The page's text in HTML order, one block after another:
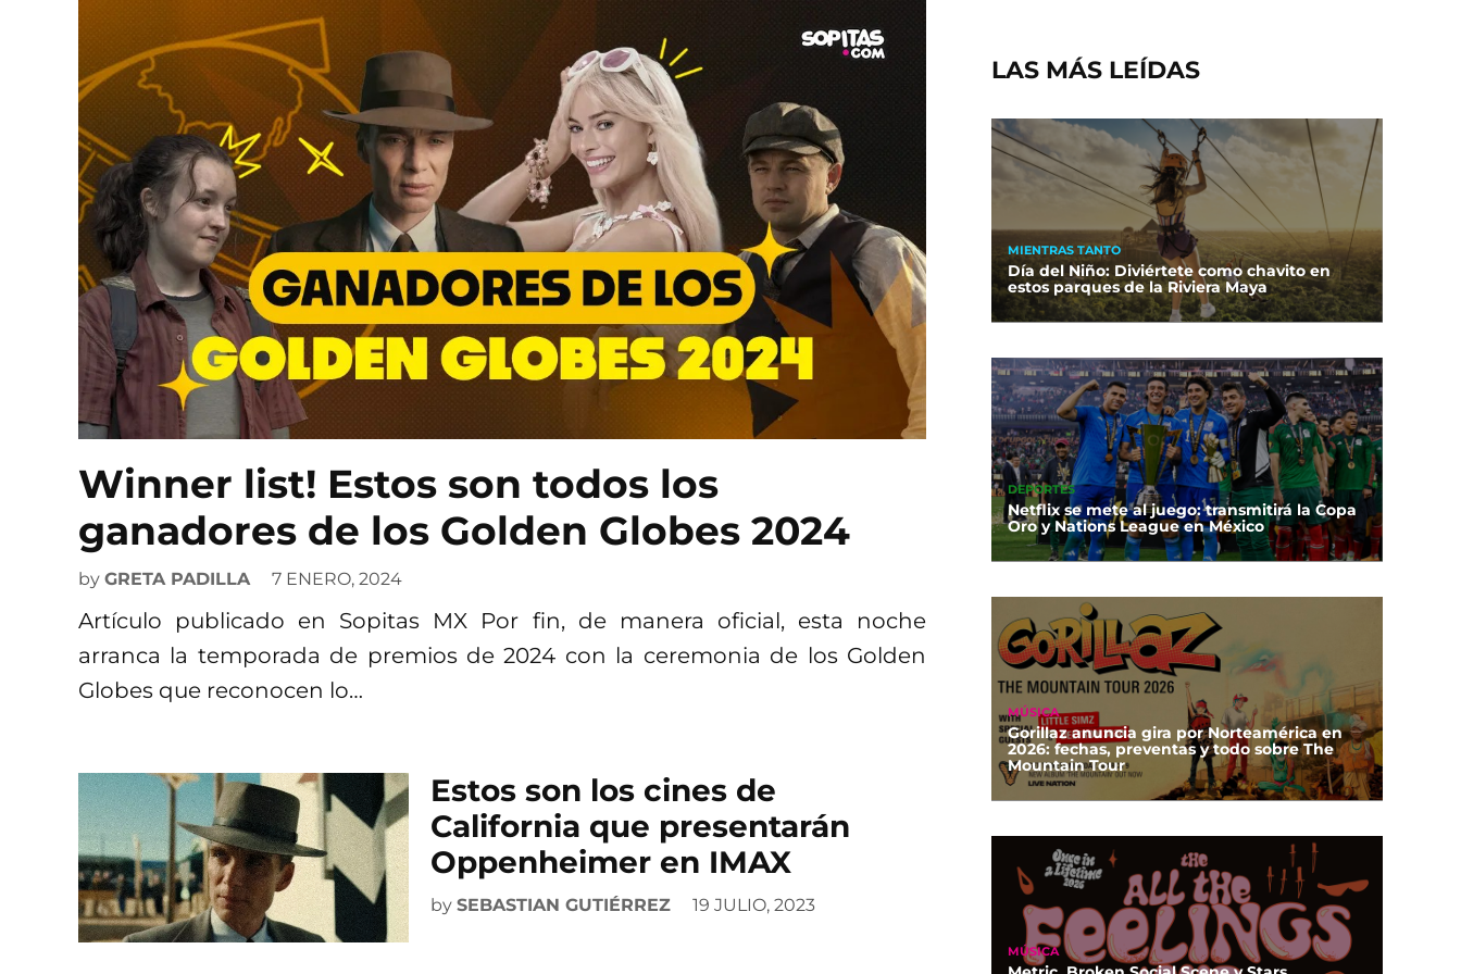
Winner list! Estos son todos los
ganadores de los Golden Globes 2024
by GRETA PADILLA 7 ENERO, 2024
Artículo publicado en Sopitas MX Por fin, de manera oficial, esta noche
arranca la temporada de premios de 2024 con la ceremonia de los Golden
Globes que reconocen lo…
Estos son los cines de
California que presentarán
Oppenheimer en IMAX
by SEBASTIAN GUTIÉRREZ 19 JULIO, 2023
LAS MÁS LEÍDAS
MIENTRAS TANTO
Día del Niño: Diviértete como chavito en
estos parques de la Riviera Maya
DEPORTES
Netflix se mete al juego: transmitirá la Copa
Oro y Nations League en México
MÚSICA
Gorillaz anuncia gira por Norteamérica en
2026: fechas, preventas y todo sobre The
Mountain Tour
MÚSICA